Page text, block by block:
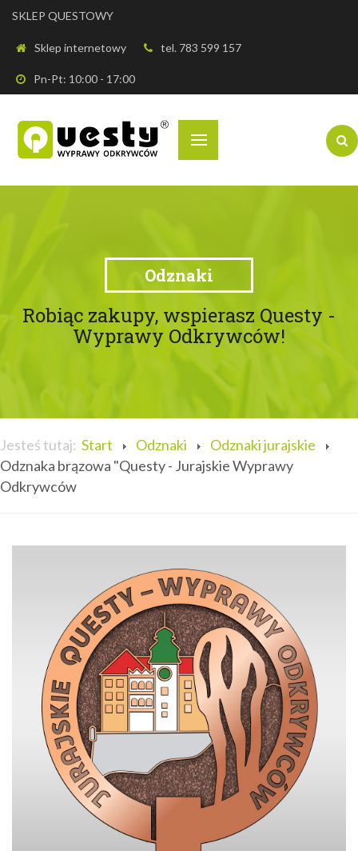
SKLEP QUESTOWY
Sklep internetowy tel. 783 599 157
Pn-Pt: 10:00 - 17:00
Odznaki
Robiąc zakupy, wspierasz Questy -
Wyprawy Odkrywców!
Jesteś tutaj: Start Odznaki
Odznaki jurajskie
Odznaka brązowa "Questy - Jurajskie Wyprawy
Odkrywców